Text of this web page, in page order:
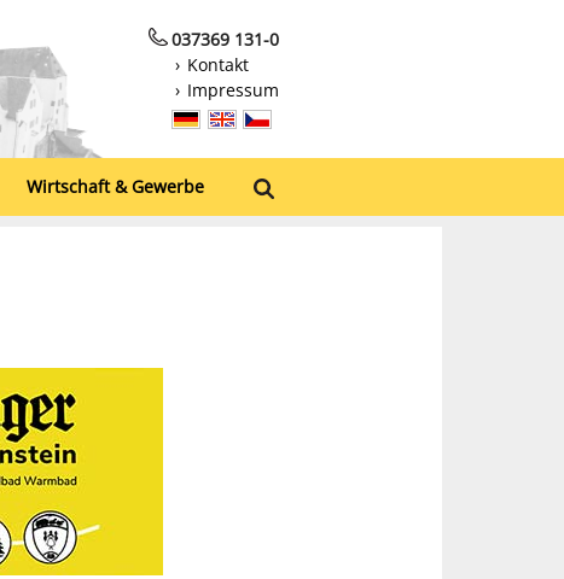
037369 131-0
Kontakt
Impressum
Wirtschaft & Gewerbe